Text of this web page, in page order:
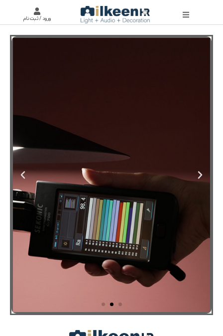
ورود / ثبت نام
اهمیت CRI